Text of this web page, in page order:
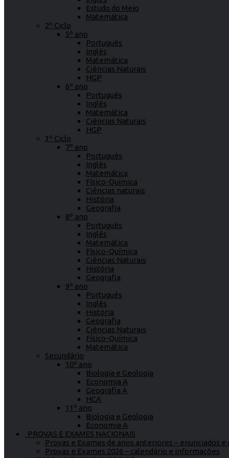
Estudo do Meio
Matemática
2º Ciclo
5º ano
Português
Inglês
Matemática
Ciências Naturais
HGP
6º ano
Português
Inglês
Matemática
Ciências Naturais
HGP
3º Ciclo
7º ano
Português
Inglês
Matemática
Físico-Química
Ciências naturais
História
Geografia
8º ano
Português
Inglês
Matemática
Físico-Química
Ciências Naturais
História
Geografia
9º ano
Português
Inglês
História
Geografia
Ciências Naturais
Físico-Química
Matemática
Secundário
10º ano
Biologia e Geologia
Economia A
Geografia A
HCA
11º ano
Biologia e Geologia
Economia A
PROVAS E EXAMES NACIONAIS
Provas e Exames de anos anteriores – enunciados
Provas e Exames 2026 – calendário e informações